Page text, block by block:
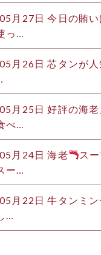
月27日 今日の賄
っ…
月26日 芯タンが
月25日 好評の海
べ…
月24日 海老 ス
ー…
月22日 牛タンミ
…